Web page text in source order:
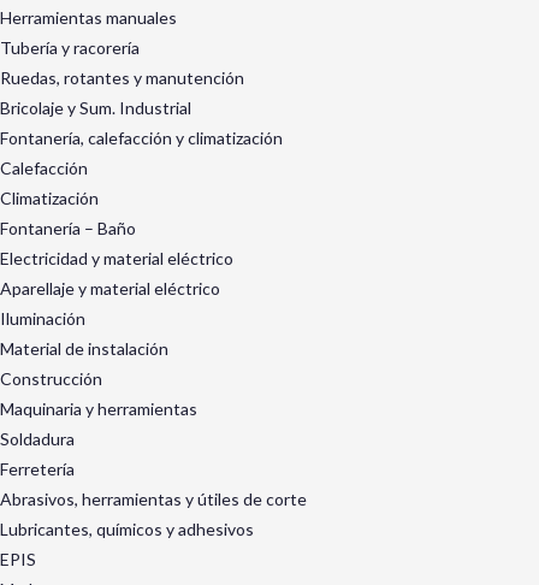
Herramientas manuales
Tubería y racorería
Ruedas, rotantes y manutención
Bricolaje y Sum. Industrial
Fontanería, calefacción y climatización
Calefacción
Climatización
Fontanería – Baño
Electricidad y material eléctrico
Aparellaje y material eléctrico
Iluminación
Material de instalación
Construcción
Maquinaria y herramientas
Soldadura
Ferretería
Abrasivos, herramientas y útiles de corte
Lubricantes, químicos y adhesivos
EPIS